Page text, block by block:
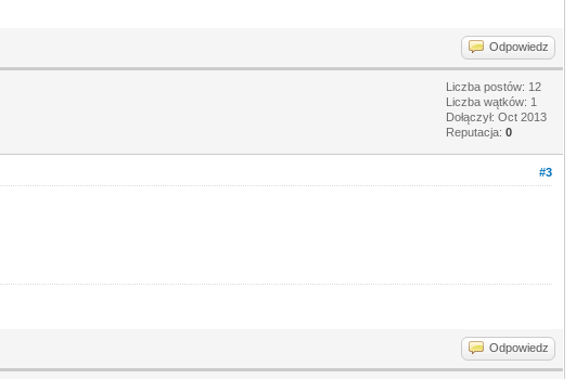
Odpowiedz
Liczba postów: 12
Liczba wątków: 1
Dołączył: Oct 2013
Reputacja: 0
#3
Odpowiedz